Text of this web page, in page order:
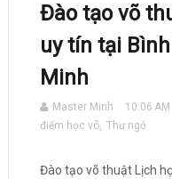
Đào tạo võ
uy tín tại
Minh
Master Minh 10:06 AM
điểm học võ, Thư ngỏ
Đào tạo võ thuật Lịch